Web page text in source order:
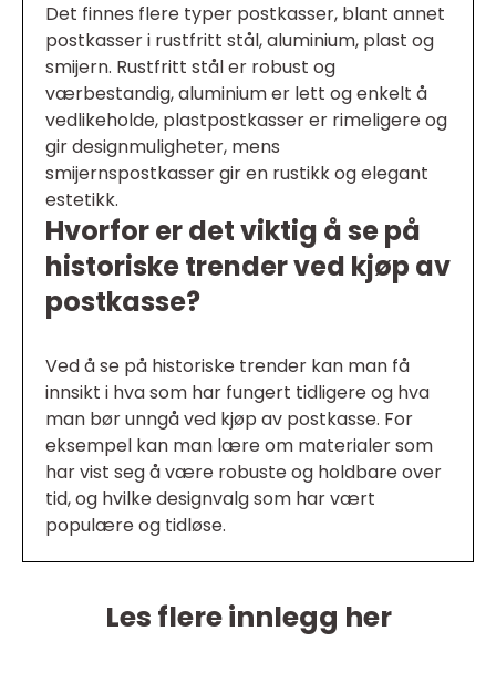
Det finnes flere typer postkasser, blant annet
postkasser i rustfritt stål, aluminium, plast og
smijern. Rustfritt stål er robust og
værbestandig, aluminium er lett og enkelt å
vedlikeholde, plastpostkasser er rimeligere og
gir designmuligheter, mens
smijernspostkasser gir en rustikk og elegant
estetikk.
Hvorfor er det viktig å se på
historiske trender ved kjøp av
postkasse?
Ved å se på historiske trender kan man få
innsikt i hva som har fungert tidligere og hva
man bør unngå ved kjøp av postkasse. For
eksempel kan man lære om materialer som
har vist seg å være robuste og holdbare over
tid, og hvilke designvalg som har vært
populære og tidløse.
Les flere innlegg her